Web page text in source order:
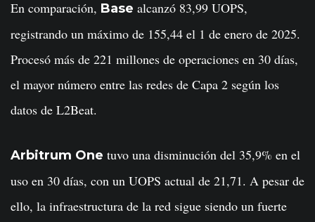
En comparación, Base alcanzó 83,99 UOPS,
registrando un máximo de 155,44 el 1 de enero de 2025.
Procesó más de 221 millones de operaciones en 30 días,
el mayor número entre las redes de Capa 2 según los
datos de L2Beat.
Arbitrum One tuvo una disminución del 35,9% en el
uso en 30 días, con un UOPS actual de 21,71. A pesar de
ello, la infraestructura de la red sigue siendo un fuerte